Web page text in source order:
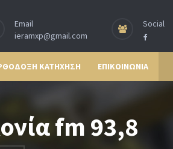
Email
ieramxp@gmail.com
Social
ΚΑΤΗΧΗΣΗ ΕΠΙΚΟΙΝΩΝΙΑ
fm 93,8